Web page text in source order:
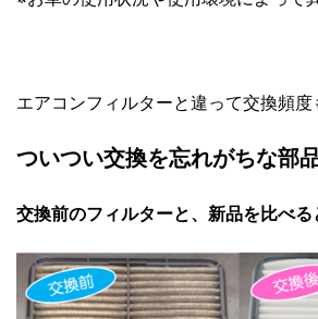
エアコンフィルターと違って交換頻度
ついつい交換を忘れがちな部
交換前のフィルターと、新品を比べる